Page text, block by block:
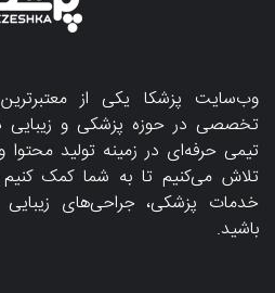
وب‌سایت پزشکا یکی از معتبرترین
تخصصی در حوزه پزشکی و زیبایی
تیمی حرفه‌ای در زمینه تولید
تلاش می‌کنیم تا به شما کمک کنیم
خدمات پزشکی، جراحی‌های زیبایی
باشید.